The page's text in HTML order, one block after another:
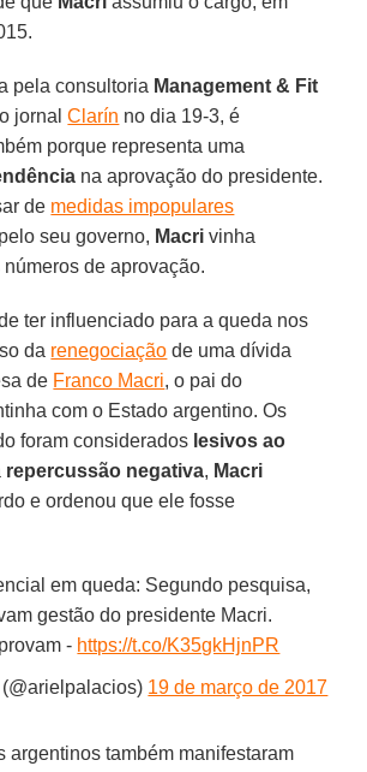
pela consultoria Management & Fit
jornalClarín no dia 19-3, é
porque representa uma
na aprovação do presidente.
de medidas impopulares
seu governo, Macri vinha
de aprovação.
ter influenciado para a queda nos
da renegociação de uma dívida
de Franco Macri, o pai do
com o Estado argentino. Os
foram considerados lesivos ao
repercussão negativa, Macri
e ordenou que ele fosse
em queda: Segundo pesquisa,
gestão do presidente Macri.
- https://t.co/K35gkHjnPR
19 de março de 2017
argentinos também manifestaram